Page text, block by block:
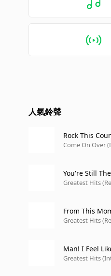
人氣鈴聲
Rock This
Come On Over
You're Still
Greatest Hits
From This
Greatest Hits
Man! I Feel
Greatest Hits